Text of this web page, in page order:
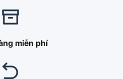
miễn phí